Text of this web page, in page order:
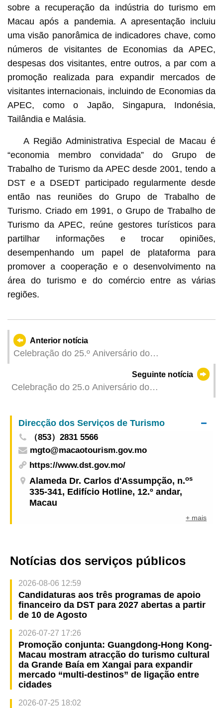
sobre a recuperação da indústria do turismo em
Macau após a pandemia. A apresentação incluiu
uma visão panorâmica de indicadores chave, como
números de visitantes de Economias da APEC,
despesas dos visitantes, entre outros, a par com a
promoção realizada para expandir mercados de
visitantes internacionais, incluindo de Economias da
APEC, como o Japão, Singapura, Indonésia,
Tailândia e Malásia.
A Região Administrativa Especial de Macau é
“economia membro convidada” do Grupo de
Trabalho de Turismo da APEC desde 2001, tendo a
DST e a DSEDT participado regularmente desde
então nas reuniões do Grupo de Trabalho de
Turismo. Criado em 1991, o Grupo de Trabalho de
Turismo da APEC, reúne gestores turísticos para
partilhar informações e trocar opiniões,
desempenhando um papel de plataforma para
promover a cooperação e o desenvolvimento na
área do turismo e do comércio entre as várias
regiões.
Anterior notícia
Celebração do 25.º Aniversário do
Internacionais de Barcos-Dragão de Macau 2024
- Corpo de Bombeiros e Association of Macao
campeões na Regata de Barcos-Dragão de
Macau para Grandes Embarcações – Categoria
Open e Categoria Senhoras, respectivamente
Seguinte notícia
Celebração do 25.o Aniversário do
Corpo de Bombeiros campeão nas pequenas
embarcações da Categoria Open e Association of
Macao Youth Development - A campeã nas
pequenas embarcações da Categoria Senhoras
Direcção dos Serviços de Turismo
（853）2831 5566
mgto@macaotourism.gov.mo
https://www.dst.gov.mo/
Alameda Dr. Carlos d'Assumpção, n.os
335-341, Edifício Hotline, 12.º andar,
Macau
+ mais
Notícias dos serviços públicos
2026-08-06 12:59
Candidaturas aos três programas de apoio
financeiro da DST para 2027 abertas a partir
de 10 de Agosto
2026-07-27 17:26
Promoção conjunta: Guangdong-Hong Kong-
Macau mostram atracção do turismo cultural
da Grande Baía em Xangai para expandir
mercado “multi-destinos” de ligação entre
cidades
2026-07-25 18:02